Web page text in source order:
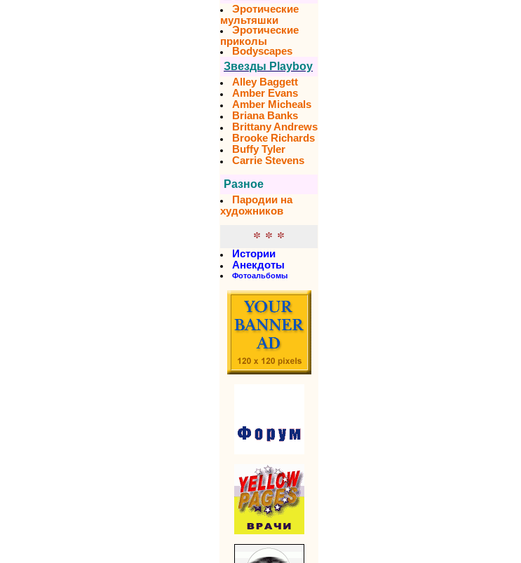
Эротические
мультяшки
Эротические
приколы
Bodyscapes
Звезды Playboy
Alley Baggett
Amber Evans
Amber Micheals
Briana Banks
Brittany Andrews
Brooke Richards
Buffy Tyler
Carrie Stevens
Разное
Пародии на
художников
* * *
Истории
Анекдоты
Фотоальбомы